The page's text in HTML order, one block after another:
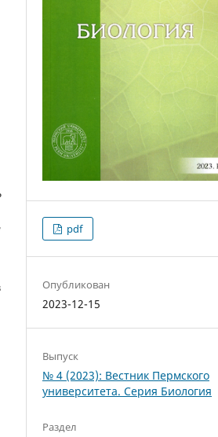
pdf
Опубликован
2023-12-15
Выпуск
№ 4 (2023): Вестник Пермского
университета. Серия Биология
Раздел